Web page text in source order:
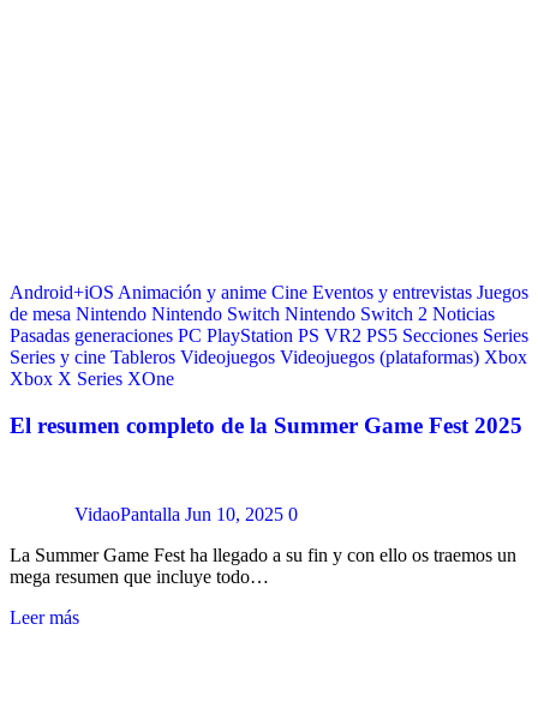
Android+iOS Animación y anime Cine Eventos y entrevistas Juegos
de mesa Nintendo Nintendo Switch Nintendo Switch 2 Noticias
Pasadas generaciones PC PlayStation PS VR2 PS5 Secciones Series
Series y cine Tableros Videojuegos Videojuegos (plataformas) Xbox
Xbox X Series XOne
El resumen completo de la Summer Game Fest 2025
VidaoPantalla Jun 10, 2025 0
La Summer Game Fest ha llegado a su fin y con ello os traemos un
mega resumen que incluye todo…
Leer más